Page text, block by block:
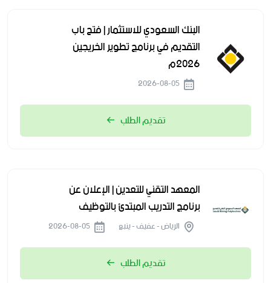
البنك السعودي للاستثمار | فتح باب
التقديم في برنامج تطوير الخريجين
2026م
تقديم الطلب
المعهد التقني للتعدين | الإعلان عن
برنامج التدريب المبتدئ بالتوظيف
الرياض - عفيف - ينبع
تقديم الطلب